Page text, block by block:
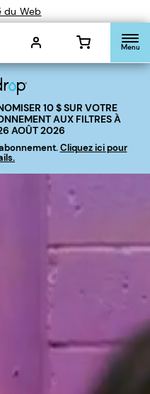
du Web
Menu
10 $SUR VOTRE
AUX FILTRES À
AOÛT 2026
Cliquez ici pour